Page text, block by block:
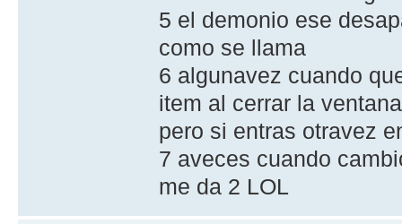
5 el demonio ese
como se llama
6 algunavez cuando
item al cerrar la
pero si entras otravez
7 aveces cuando
me da 2 LOL